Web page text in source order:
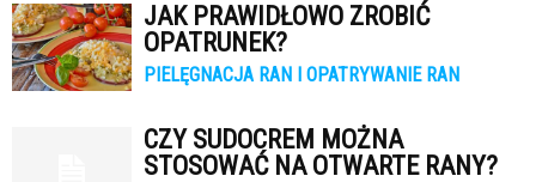
JAK PRAWIDŁOWO ZROBIĆ
OPATRUNEK?
PIELĘGNACJA RAN I OPATRYWANIE RAN
CZY SUDOCREM MOŻNA
STOSOWAĆ NA OTWARTE RANY?